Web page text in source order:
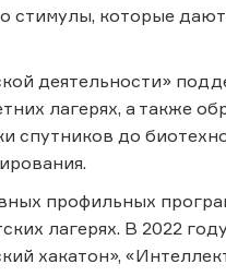
стимулы, которые
деятельности»
лагерях, а также
спутников до
профильных
лагерях. В 2022
хакатон»,